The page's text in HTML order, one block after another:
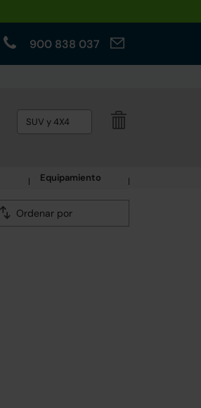
900 838 037
SUV y 4X4
Equipamiento
Ordenar por